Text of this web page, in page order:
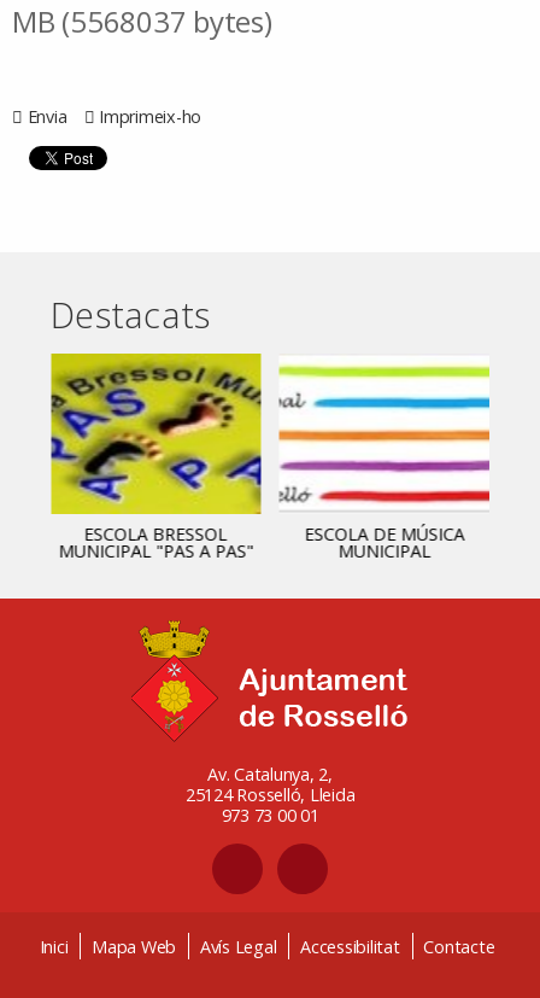
MB (5568037 bytes)
Envia Imprimeix-ho
Destacats
ESCOLA BRESSOL
MUNICIPAL "PAS A PAS"
ESCOLA DE MÚSICA
MUNICIPAL
Av. Catalunya, 2,
25124 Rosselló, Lleida
973 73 00 01
Inici Mapa Web Avís Legal Accessibilitat Contacte